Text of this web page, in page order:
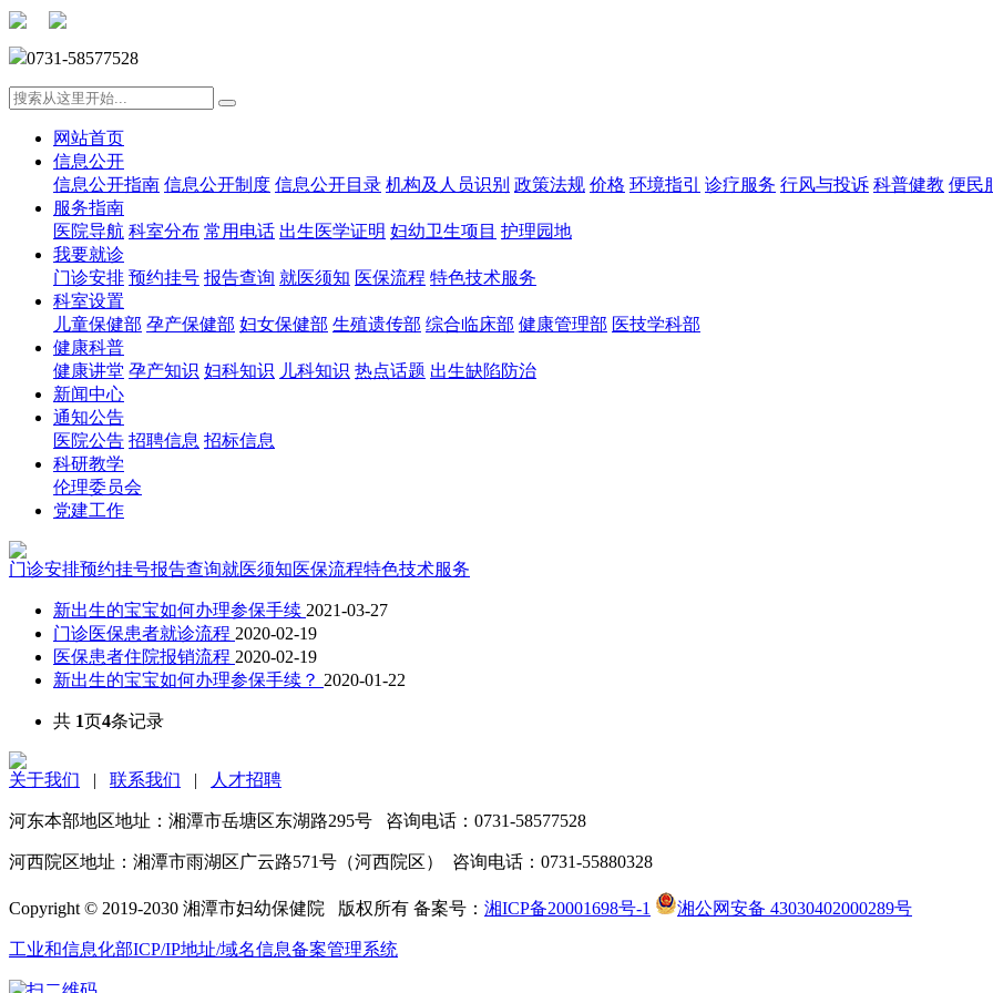
0731-58577528
网站首页
信息公开
信息公开指南 信息公开制度 信息公开目录 机构及人员识别 政策法规 价格 环境指引 诊疗服务 行风与投诉 科普健教 便民
服务指南
医院导航 科室分布 常用电话 出生医学证明 妇幼卫生项目 护理园地
我要就诊
门诊安排 预约挂号 报告查询 就医须知 医保流程 特色技术服务
科室设置
儿童保健部 孕产保健部 妇女保健部 生殖遗传部 综合临床部 健康管理部 医技学科部
健康科普
健康讲堂 孕产知识 妇科知识 儿科知识 热点话题 出生缺陷防治
新闻中心
通知公告
医院公告 招聘信息 招标信息
科研教学
伦理委员会
党建工作
门诊安排预约挂号报告查询就医须知医保流程特色技术服务
新出生的宝宝如何办理参保手续 2021-03-27
门诊医保患者就诊流程 2020-02-19
医保患者住院报销流程 2020-02-19
新出生的宝宝如何办理参保手续？ 2020-01-22
共 1页4条记录
关于我们 | 联系我们 | 人才招聘
河东本部地区地址：湘潭市岳塘区东湖路295号 咨询电话：0731-58577528
河西院区地址：湘潭市雨湖区广云路571号（河西院区） 咨询电话：0731-55880328
Copyright © 2019-2030 湘潭市妇幼保健院 版权所有 备案号： 湘ICP备20001698号-1 湘公网安备 43030402000289号
工业和信息化部ICP/IP地址/域名信息备案管理系统